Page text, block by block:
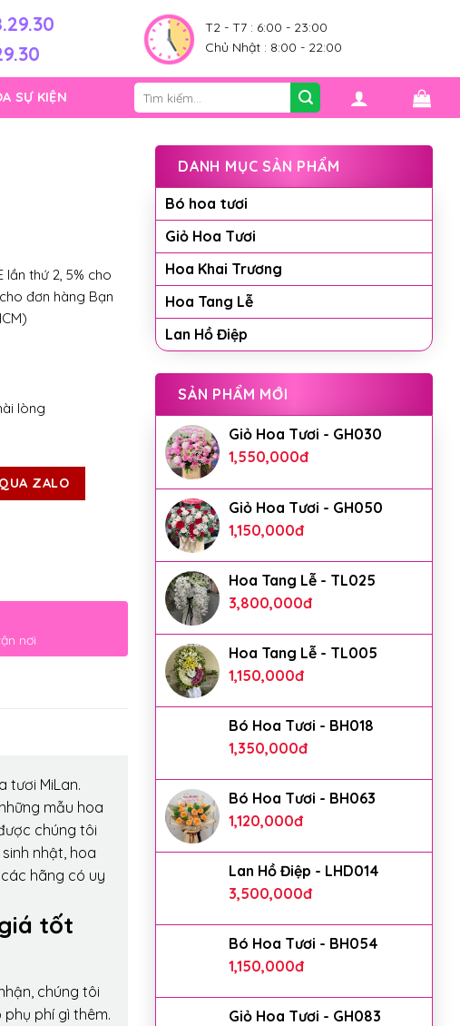
T2 - T7 : 6:00 - 23:00
Chủ Nhật : 8:00 - 22:00
SỰ KIỆN
Tìm
kiếm:
DANH MỤC SẢN PHẨM
Bó hoa tươi
Giỏ Hoa Tươi
Hoa Khai Trương
Hoa Tang Lễ
Lan Hồ Điệp
SẢN PHẨM MỚI
Giỏ Hoa Tươi - GH030
1,550,000đ
Giỏ Hoa Tươi - GH050
1,150,000đ
Hoa Tang Lễ - TL025
3,800,000đ
Hoa Tang Lễ - TL005
1,150,000đ
Bó Hoa Tươi - BH018
1,350,000đ
Bó Hoa Tươi - BH063
1,120,000đ
Lan Hồ Điệp - LHD014
3,500,000đ
Bó Hoa Tươi - BH054
1,150,000đ
Giỏ Hoa Tươi - GH083
lần thứ 2, 5% cho
đơn hàng Bạn
lòng
ZALO
nơi
tươi MiLan.
mẫu hoa
chúng tôi
nhật, hoa
hãng có uy
tốt
chúng tôi
phí gì thêm.